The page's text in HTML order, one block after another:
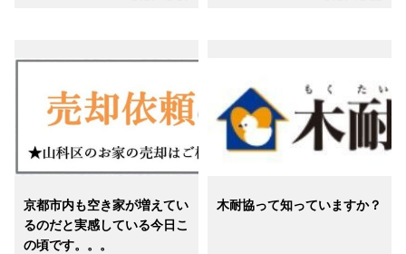
京都市内も空き家が増えてい
るのだと実感している今日こ
の頃です。。。
木耐協って知っていますか？